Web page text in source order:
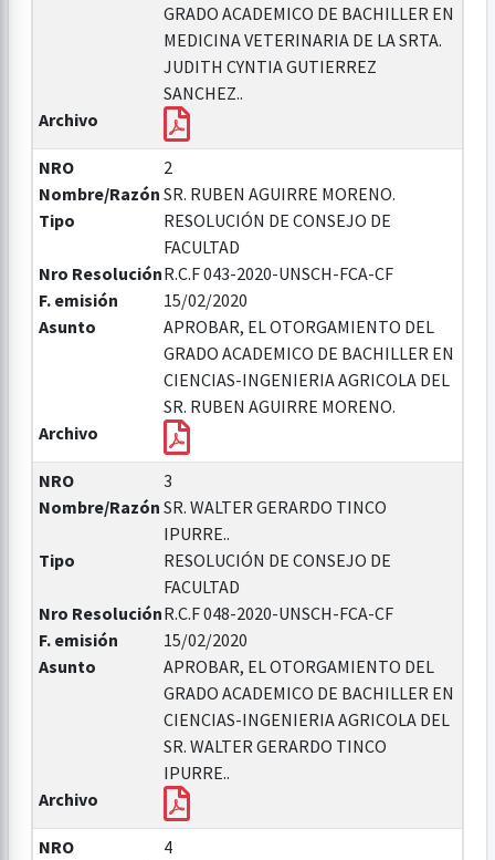
GRADO ACADEMICO DE BACHILLER EN
MEDICINA VETERINARIA DE LA SRTA.
JUDITH CYNTIA GUTIERREZ
SANCHEZ..
Archivo
NRO
2
Nombre/Razón SR. RUBEN AGUIRRE MORENO.
Tipo
RESOLUCIÓN DE CONSEJO DE
FACULTAD
Nro ResoluciónR.C.F 043-2020-UNSCH-FCA-CF
F. emisión
15/02/2020
Asunto
APROBAR, EL OTORGAMIENTO DEL
GRADO ACADEMICO DE BACHILLER EN
CIENCIAS-INGENIERIA AGRICOLA DEL
SR. RUBEN AGUIRRE MORENO.
Archivo
NRO
3
Nombre/Razón SR. WALTER GERARDO TINCO
IPURRE..
Tipo
RESOLUCIÓN DE CONSEJO DE
FACULTAD
Nro ResoluciónR.C.F 048-2020-UNSCH-FCA-CF
F. emisión
15/02/2020
Asunto
APROBAR, EL OTORGAMIENTO DEL
GRADO ACADEMICO DE BACHILLER EN
CIENCIAS-INGENIERIA AGRICOLA DEL
SR. WALTER GERARDO TINCO
IPURRE..
Archivo
NRO
4